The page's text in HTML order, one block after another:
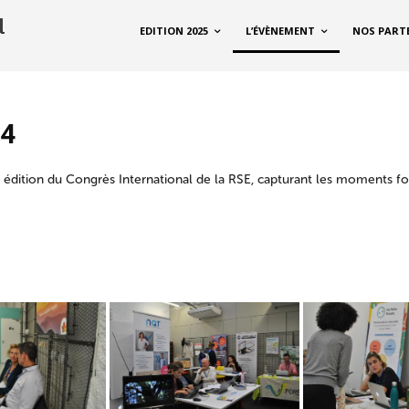
EDITION 2025 L’ÉVÈNEMENT NOS
du Congrès International de la RSE, capturant les moments